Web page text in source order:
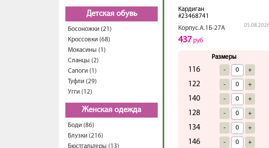
Детская обувь
Босоножки (21)
Кроссовки (68)
Мокасины (1)
Сланцы (2)
Сапоги (1)
Туфли (29)
Угги (12)
Женская одежда
Боди (86)
Блузки (216)
Бюстгальтеры (13)
Кардиган
#23468741
Корпус.А.1Б-27А
05.08.2026
437 руб
Размеры
116 - +
122 - +
140 - +
128 - +
134 - +
146 - +